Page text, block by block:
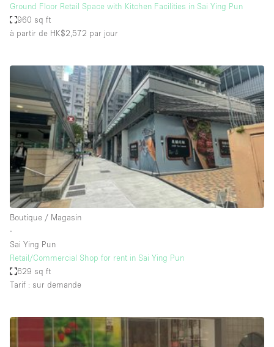
Galerie d'art
Kiosque / Stand / Corner
Maison / Villa / Hôtel Particulier
Restaurant / Bar / Café
Rooftop
Salle
Salle de Conférence
Salle de Réunion
Salon / Festival
Salon Beauté / Coiffure
Studio Photo / Tournage
Étal de Marché
Accès aux handicapés
Ground Floor Retail Space with Kitchen Facilities in Sai Ying Pun
960 sq ft
à partir de HK$2,572 par jour
Boutique / Magasin
∙
Sai Ying Pun
Retail/Commercial Shop for rent in Sai Ying Pun
629 sq ft
Tarif : sur demande